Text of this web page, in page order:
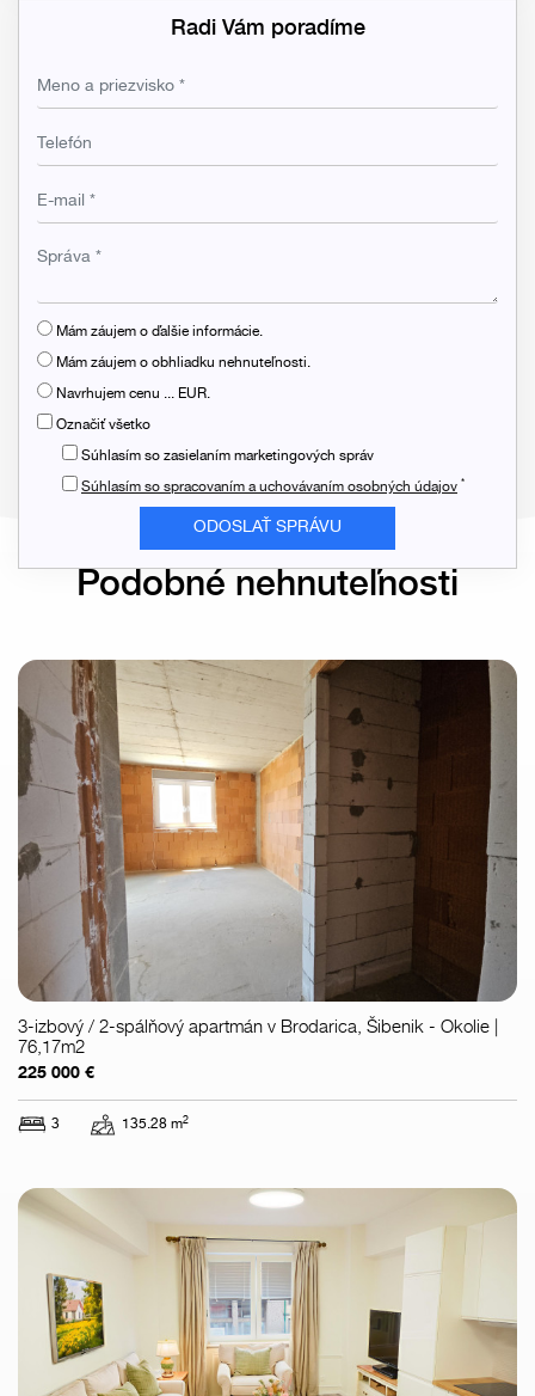
Radi Vám poradíme
Mám záujem o ďalšie informácie.
Mám záujem o obhliadku nehnuteľnosti.
Navrhujem cenu ... EUR.
Označiť všetko
Súhlasím so zasielaním marketingových správ
Súhlasím so spracovaním a uchovávaním osobných údajov *
Podobné nehnuteľnosti
3-izbový / 2-spálňový apartmán v Brodarica, Šibenik - Okolie |
76,17m2
225 000 €
3 135.28 m2